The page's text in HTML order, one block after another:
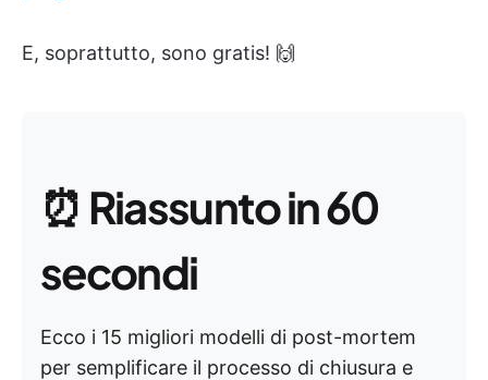
E, soprattutto, sono gratis! 🙌
⏰ Riassunto in 60
secondi
Ecco i 15 migliori modelli di post-mortem
per semplificare il processo di chiusura e